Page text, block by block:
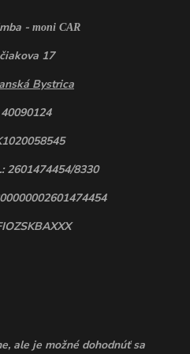
- moni CAR
17
Bystrica
2601474454/8330
ale je možné dohodnúť sa